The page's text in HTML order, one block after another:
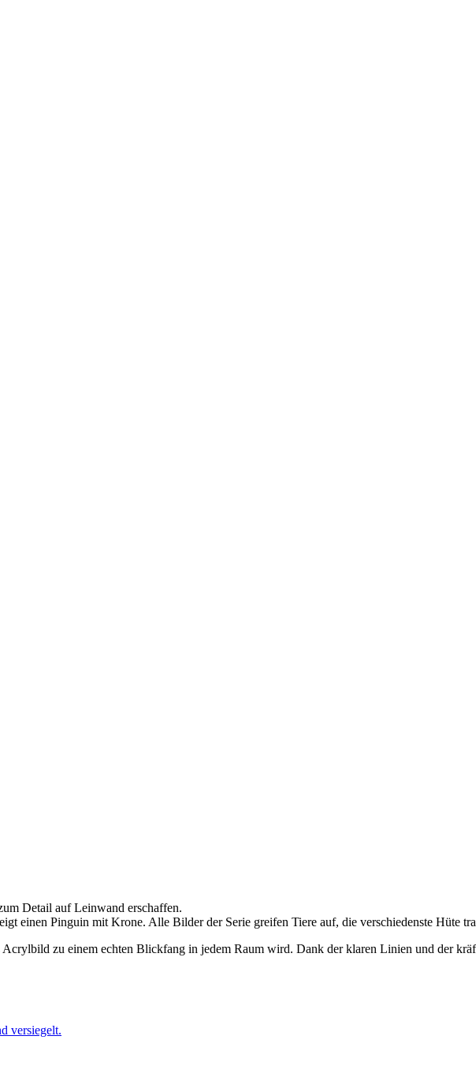
Detail auf Leinwand erschaffen.
einen Pinguin mit Krone. Alle Bilder der Serie greifen Tiere auf, die verschiedenste Hüte
zu einem echten Blickfang in jedem Raum wird. Dank der klaren Linien und der